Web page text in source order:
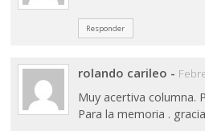
Responder
rolando carileo -
Muy acertiva columna.
Para la memoria .